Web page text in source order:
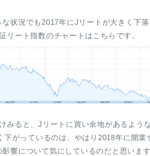
状況でも2017年にJリートが大きく下
リート指数のチャートはこちらです。
みると、Jリートに買い余地があるよう
下がっているのは、やはり2018年に開
響について気にしているのだと思います